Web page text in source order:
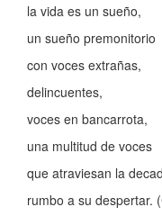
la vida es un sueño,
un sueño premonitorio
con voces extrañas,
delincuentes,
voces en bancarrota,
una multitud de voces
que atraviesan la
rumbo a su despertar.